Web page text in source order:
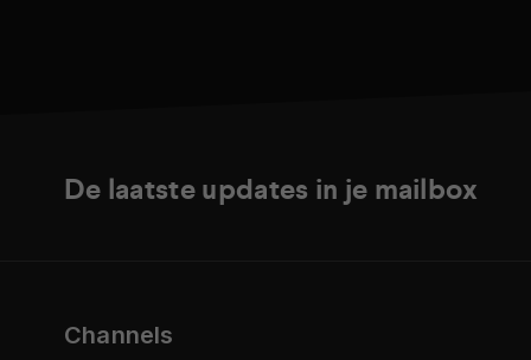
De laatste updates in je mailbox
Channels